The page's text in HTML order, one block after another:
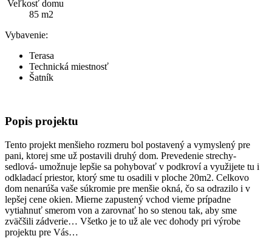
Veľkosť domu
85 m2
Vybavenie:
Terasa
Technická miestnosť
Šatník
Popis projektu
Tento projekt menšieho rozmeru bol postavený a vymyslený pre
pani, ktorej sme už postavili druhý dom. Prevedenie strechy-
sedlová- umožnuje lepšie sa pohybovať v podkroví a využijete tu i
odkladací priestor, ktorý sme tu osadili v ploche 20m2. Celkovo
dom nenarúša vaše súkromie pre menšie okná, čo sa odrazilo i v
lepšej cene okien. Mierne zapustený vchod vieme prípadne
vytiahnuť smerom von a zarovnať ho so stenou tak, aby sme
zväčšili zádverie… Všetko je to už ale vec dohody pri výrobe
projektu pre Vás…